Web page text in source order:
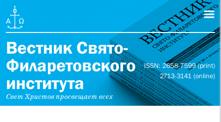
Вестник Свято-
Филаретовского
института
Свет Христов просвещает всех
ISSN: 2658-7599 (print)
2713-3141 (online)